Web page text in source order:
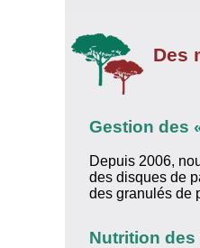
Des
Gestion des
Depuis 2006,
des disques de
des granulés de
Nutrition des